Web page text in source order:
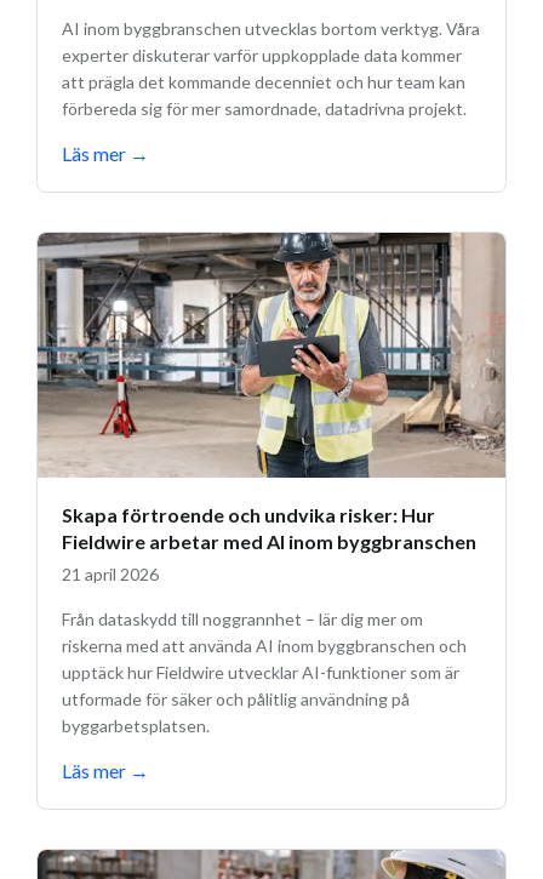
AI inom byggbranschen utvecklas bortom verktyg. Våra
experter diskuterar varför uppkopplade data kommer
att prägla det kommande decenniet och hur team kan
förbereda sig för mer samordnade, datadrivna projekt.
Läs mer →
Skapa förtroende och undvika risker: Hur
Fieldwire arbetar med AI inom byggbranschen
21 april 2026
Från dataskydd till noggrannhet – lär dig mer om
riskerna med att använda AI inom byggbranschen och
upptäck hur Fieldwire utvecklar AI-funktioner som är
utformade för säker och pålitlig användning på
byggarbetsplatsen.
Läs mer →